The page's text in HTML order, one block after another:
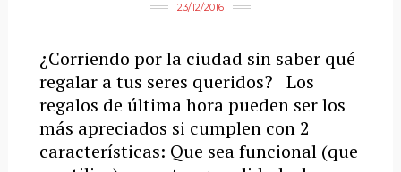
23/12/2016
¿Corriendo por la ciudad sin saber qué
regalar a tus seres queridos? Los
regalos de última hora pueden ser los
más apreciados si cumplen con 2
características: Que sea funcional (que